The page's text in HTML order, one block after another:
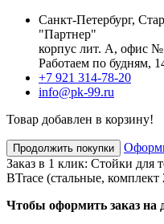
Санкт-Петербург,
"Партнер"
корпус лит. А, офис №
Работаем по будням,
+7 921 314-78-20
info@pk-99.ru
Товар добавлен в корзину!
Продолжить покупки
Заказ в 1 клик: Стойки для
BTrace (стальные,
Чтобы оформить заказ на